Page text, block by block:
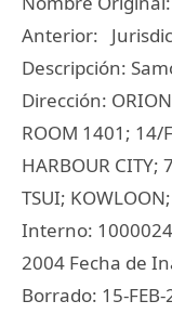
Anterior:
Descripción:
Dirección: ORION
ROOM 1401; 14/
HARBOUR CITY;
TSUI;
Interno:
2004 Fecha de
Borrado: 15-